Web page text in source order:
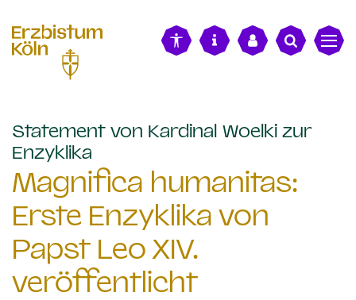
Statement von Kardinal Woelki zur
Enzyklika
Magnifica humanitas:
Erste Enzyklika von
Papst Leo XIV.
veröffentlicht